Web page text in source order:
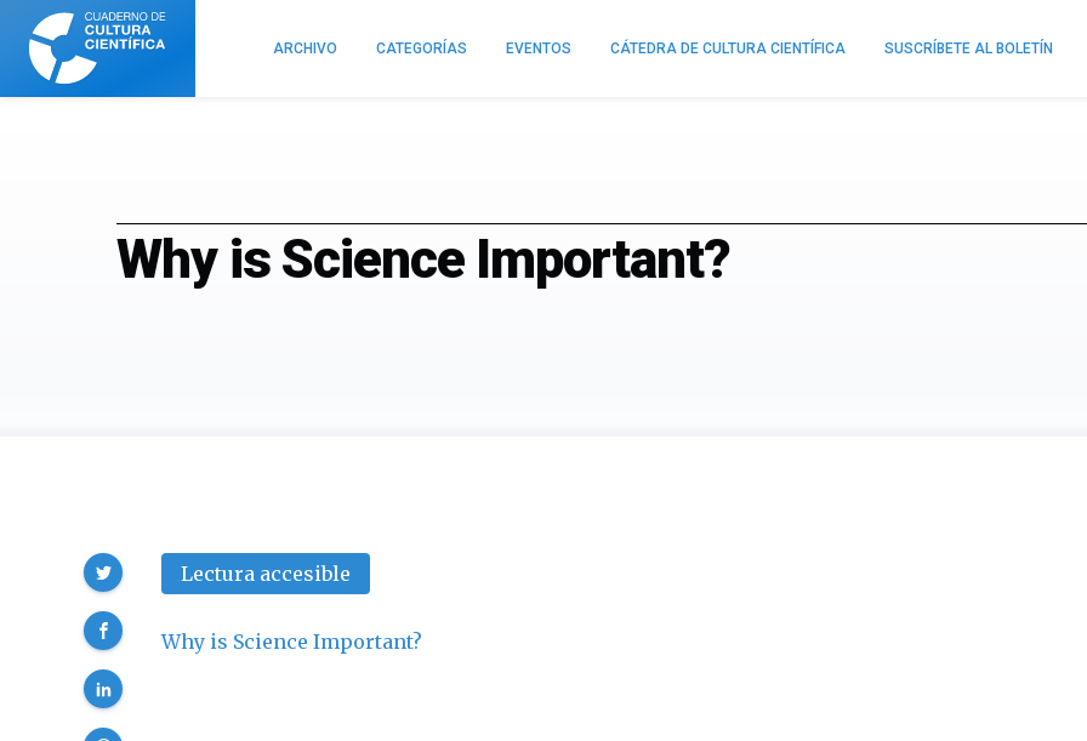
Cuaderno
Cultura
Científica
ARCHIVO CATEGORÍAS EVENTOS CÁTEDRA DE CULTURA CIENTÍFICA SUSCRÍBETE AL BOLETÍN
Why is Science Important?
Lectura accesible
Why is Science Important?
Compartir